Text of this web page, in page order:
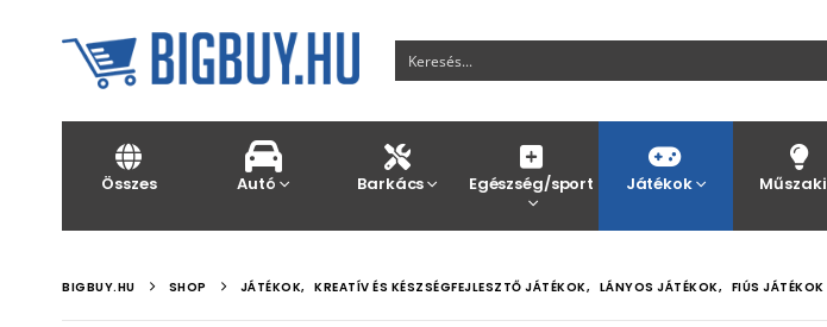
Összes Autó Barkács Egészség/sport Játékok Műszaki
BIGBUY.HU SHOP JÁTÉKOK, KREATÍV ÉS KÉSZSÉGFEJLESZTŐ JÁTÉKOK, LÁNYOS JÁTÉKOK, FIÚS JÁTÉKOK